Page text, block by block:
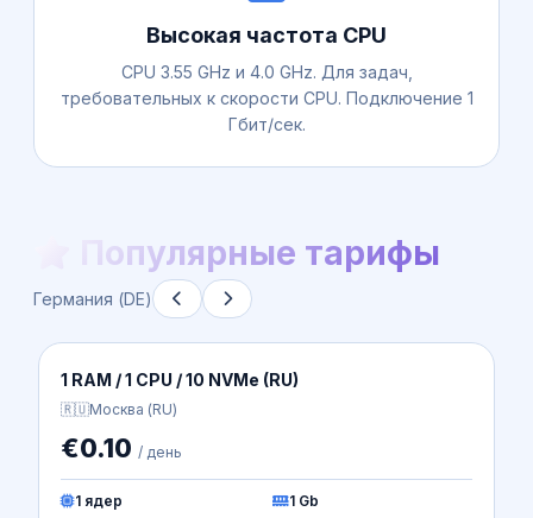
Высокая частота CPU
CPU 3.55 GHz и 4.0 GHz. Для задач,
требовательных к скорости CPU. Подключение 1
Гбит/сек.
Популярные тарифы
Германия (DE)
Essential Intel| DE-1 (EU)
🇩🇪Германия (DE)
€0.68 / день
1 ядер
2.5 Gb